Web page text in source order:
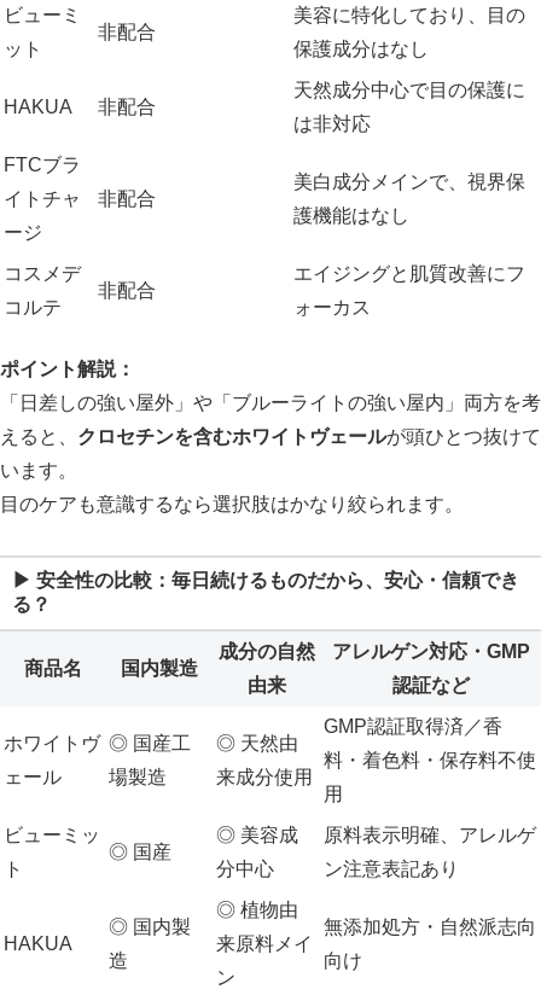
ビューミ
ット
非配合
美容に特化しており、目の
保護成分はなし
HAKUA 非配合
天然成分中心で目の保護に
は非対応
FTCブラ
イトチャ
ージ
非配合
美白成分メインで、視界保
護機能はなし
コスメデ
コルテ
非配合
エイジングと肌質改善にフ
ォーカス
ポイント解説：
「日差しの強い屋外」や「ブルーライトの強い屋内」両方を考
えると、 クロセチンを含むホワイトヴェールが頭ひとつ抜けて
います。
目のケアも意識するなら選択肢はかなり絞られます。
▶ 安全性の比較：毎日続けるものだから、安心・信頼でき
る？
商品名 国内製造
成分の自然
由来
アレルゲン対応・GMP
認証など
ホワイトヴ
ェール
◎ 国産工
場製造
◎ 天然由
来成分使用
GMP認証取得済／香
料・着色料・保存料不使
用
ビューミッ
ト
◎ 国産
◎ 美容成
分中心
原料表示明確、アレルゲ
ン注意表記あり
HAKUA
◎ 国内製
造
◎ 植物由
来原料メイ
ン
無添加処方・自然派志向
向け